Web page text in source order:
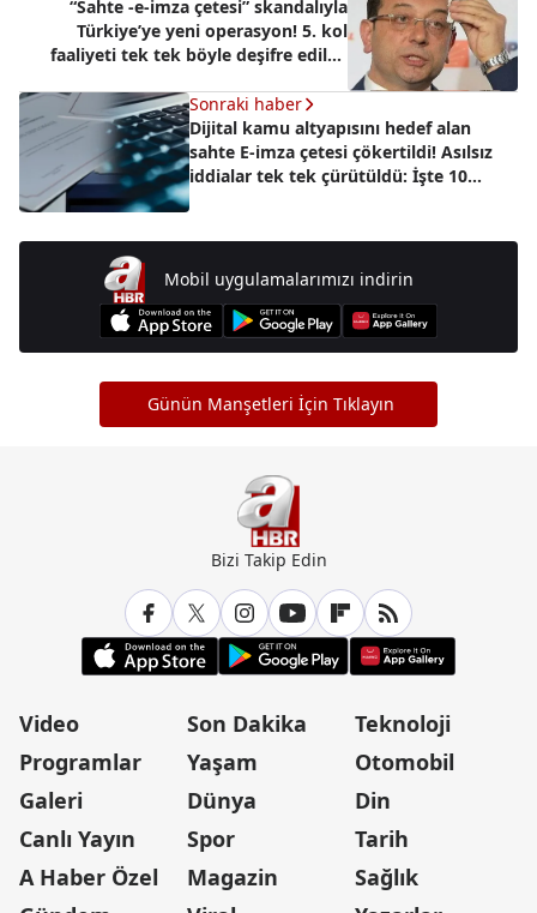
“Sahte -e-imza çetesi” skandalıyla
Türkiye’ye yeni operasyon! 5. kol
faaliyeti tek tek böyle deşifre edildi!
Sonraki haber
Dijital kamu altyapısını hedef alan
sahte E-imza çetesi çökertildi! Asılsız
iddialar tek tek çürütüldü: İşte 10
Mobil uygulamalarımızı indirin
Günün Manşetleri İçin Tıklayın
Bizi Takip Edin
Video
Programlar
Galeri
Canlı Yayın
A Haber Özel
Son Dakika
Yaşam
Dünya
Spor
Magazin
Teknoloji
Otomobil
Din
Tarih
Sağlık